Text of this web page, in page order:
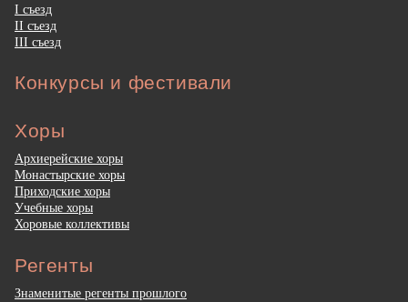
I съезд
II съезд
III съезд
Конкурсы и фестивали
Хоры
Архиерейские хоры
Монастырские хоры
Приходские хоры
Учебные хоры
Хоровые коллективы
Регенты
Знаменитые регенты прошлого